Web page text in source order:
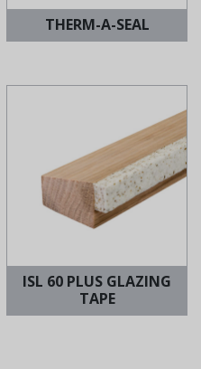
THERM-A-SEAL
ISL 60 PLUS GLAZING
TAPE